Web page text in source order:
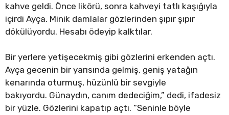
kahve geldi. Önce likörü, sonra kahveyi tatlı kaşığıyla
içirdi Ayça. Minik damlalar gözlerinden şıpır şıpır
dökülüyordu. Hesabı ödeyip kalktılar.
Bir yerlere yetişecekmiş gibi gözlerini erkenden açtı.
Ayça gecenin bir yarısında gelmiş, geniş yatağın
kenarında oturmuş, hüzünlü bir sevgiyle
bakıyordu. Günaydın, canım dedeciğim,” dedi, ifadesiz
bir yüzle. Gözlerini kapatıp açtı. “Seninle böyle